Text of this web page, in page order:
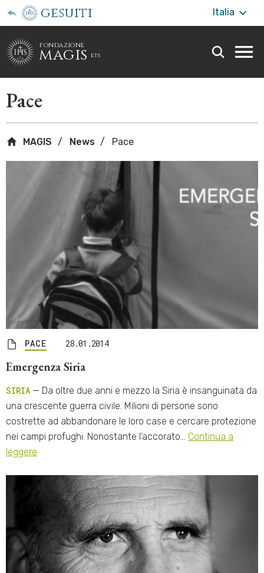
gesuiti Italia
fondazione
magis ets
Pace
MAGIS News Pace
PACE 28.01.2014
Emergenza Siria
SIRIA — Da oltre due anni e mezzo la Siria è insanguinata da
una crescente guerra civile. Milioni di persone sono
costrette ad abbandonare le loro case e cercare protezione
nei campi profughi. Nonostante l’accorato… Continua a
leggere